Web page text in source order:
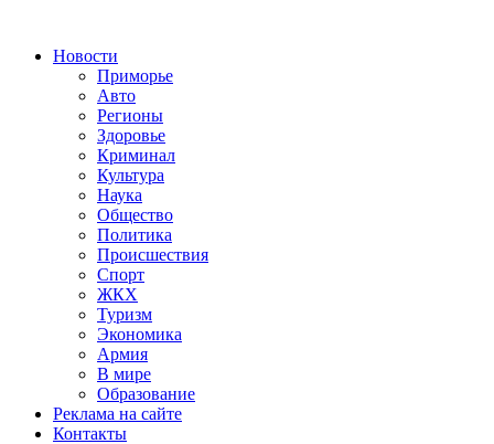
Новости
Приморье
Авто
Регионы
Здоровье
Криминал
Культура
Наука
Общество
Политика
Происшествия
Спорт
ЖКХ
Туризм
Экономика
Армия
В мире
Образование
Реклама на сайте
Контакты